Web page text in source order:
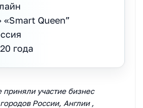
Queen”
года
приняли участие бизнес
России, Англии ,